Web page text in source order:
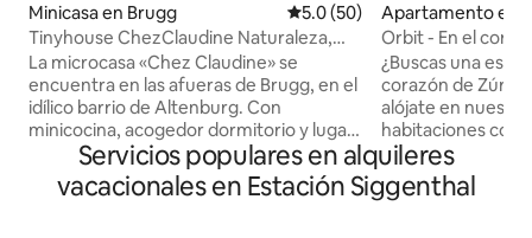
Minicasa en Brugg Calificación promedio: 5.0 de
5.0 (50)
Tinyhouse ChezClaudine Naturaleza,
Relax, Jardín, Aare
La microcasa «Chez Claudine» se
encuentra en las afueras de Brugg, en el
idílico barrio de Altenburg. Con
minicocina, acogedor dormitorio y lugar
de trabajo en la galería con vistas,
asiento en el jardín salvajemente
romántico, aparcamiento gratuito y wifi.
Apartamento en
rasse
Orbit - En el
¿Buscas una
corazón de
alójate en
habitaciones
ubicado en
dormitorios, una
una cocina
Servicios populares en alquileres
vacacionales en Estación Siggenthal